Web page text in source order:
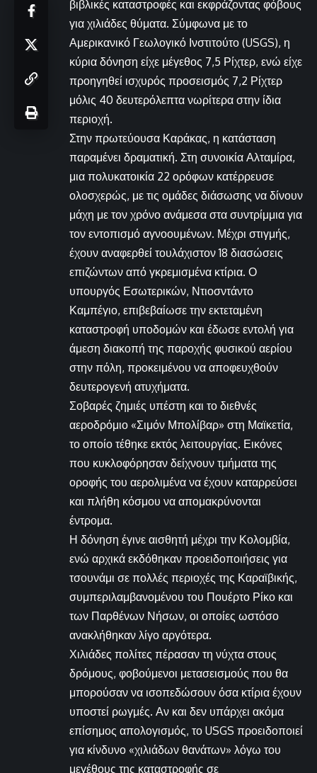
βιβλικές καταστροφές και εκφράζοντας φόβους
για χιλιάδες θύματα. Σύμφωνα με το
Αμερικανικό Γεωλογικό Ινστιτούτο (USGS), η
κύρια δόνηση είχε μέγεθος 7,5 Ρίχτερ, ενώ είχε
προηγηθεί ισχυρός προσεισμός 7,2 Ρίχτερ
μόλις 40 δευτερόλεπτα νωρίτερα στην ίδια
περιοχή.
Στην πρωτεύουσα Καράκας, η κατάσταση
παραμένει δραματική. Στη συνοικία Αλταμίρα,
μια πολυκατοικία 22 ορόφων κατέρρευσε
ολοσχερώς, με τις ομάδες διάσωσης να δίνουν
μάχη με τον χρόνο ανάμεσα στα συντρίμμια για
τον εντοπισμό αγνοουμένων. Μέχρι στιγμής,
έχουν αναφερθεί τουλάχιστον 18 διασώσεις
επιζώντων από γκρεμισμένα κτίρια. Ο
υπουργός Εσωτερικών, Ντιοσντάντο
Καμπέγιο, επιβεβαίωσε την εκτεταμένη
καταστροφή υποδομών και έδωσε εντολή για
άμεση διακοπή της παροχής φυσικού αερίου
στην πόλη, προκειμένου να αποφευχθούν
δευτερογενή ατυχήματα.
Σοβαρές ζημιές υπέστη και το διεθνές
αεροδρόμιο «Σιμόν Μπολίβαρ» στη Μαϊκετία,
το οποίο τέθηκε εκτός λειτουργίας. Εικόνες
που κυκλοφόρησαν δείχνουν τμήματα της
οροφής του αερολιμένα να έχουν καταρρεύσει
και πλήθη κόσμου να απομακρύνονται
έντρομα.
Η δόνηση έγινε αισθητή μέχρι την Κολομβία,
ενώ αρχικά εκδόθηκαν προειδοποιήσεις για
τσουνάμι σε πολλές περιοχές της Καραϊβικής,
συμπεριλαμβανομένου του Πουέρτο Ρίκο και
των Παρθένων Νήσων, οι οποίες ωστόσο
ανακλήθηκαν λίγο αργότερα.
Χιλιάδες πολίτες πέρασαν τη νύχτα στους
δρόμους, φοβούμενοι μετασεισμούς που θα
μπορούσαν να ισοπεδώσουν όσα κτίρια έχουν
υποστεί ρωγμές. Αν και δεν υπάρχει ακόμα
επίσημος απολογισμός, το USGS προειδοποιεί
για κίνδυνο «χιλιάδων θανάτων» λόγω του
μεγέθους της καταστροφής σε